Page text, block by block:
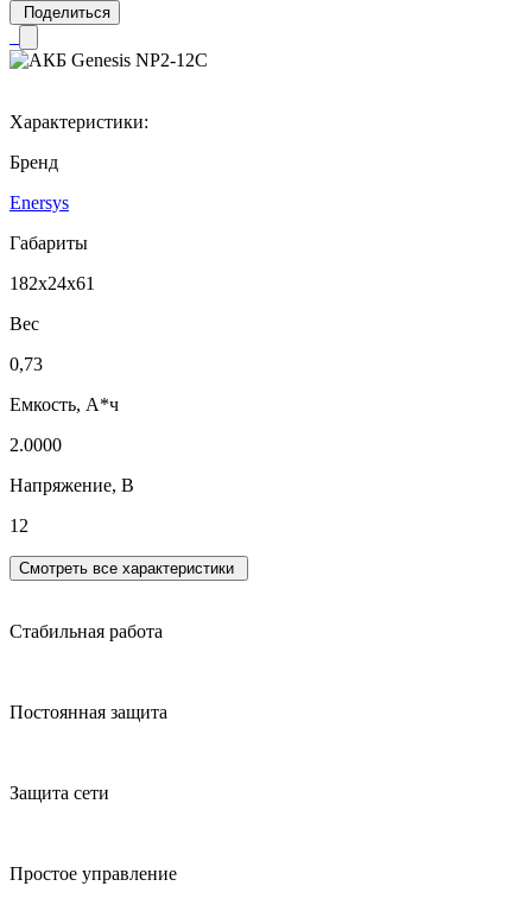
Поделиться
Характеристики:
Бренд
Enersys
Габариты
182x24x61
Вес
0,73
Емкость, А*ч
2.0000
Напряжение, В
12
Смотреть все характеристики
Стабильная работа
Постоянная защита
Защита сети
Простое управление